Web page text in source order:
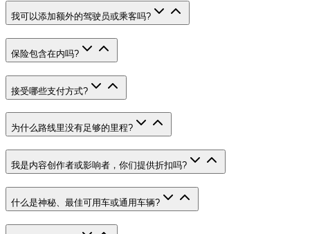
我可以添加额外的驾驶员或乘客吗?
保险包含在内吗?
接受哪些支付方式?
为什么路线里没有足够的里程?
我是内容创作者或影响者，你们提供折扣吗?
什么是神秘、最佳可用车或通用车辆?